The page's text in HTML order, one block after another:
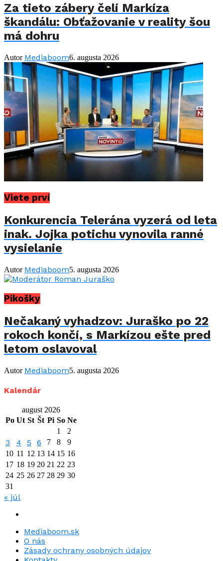
Za tieto zábery čelí Markíza
škandálu: Obťažovanie v reality šou
má dohru
Autor Mediaboom6. augusta 2026
Viete prví
Konkurencia Telerána vyzerá od leta
inak. Jojka potichu vynovila ranné
vysielanie
Autor Mediaboom5. augusta 2026
Pikošky
Nečakaný vyhadzov: Juraško po 22
rokoch končí, s Markízou ešte pred
letom oslavoval
Autor Mediaboom5. augusta 2026
Kalendár
august 2026
Po Ut St Št Pi So Ne
1
2
3 4 5 6 7 8
9
10 11 12 13 14 15 16
17 18 19 20 21 22 23
24 25 26 27 28 29 30
31
« júl
Mediaboom.sk
O nás
Zásady ochrany osobných údajov